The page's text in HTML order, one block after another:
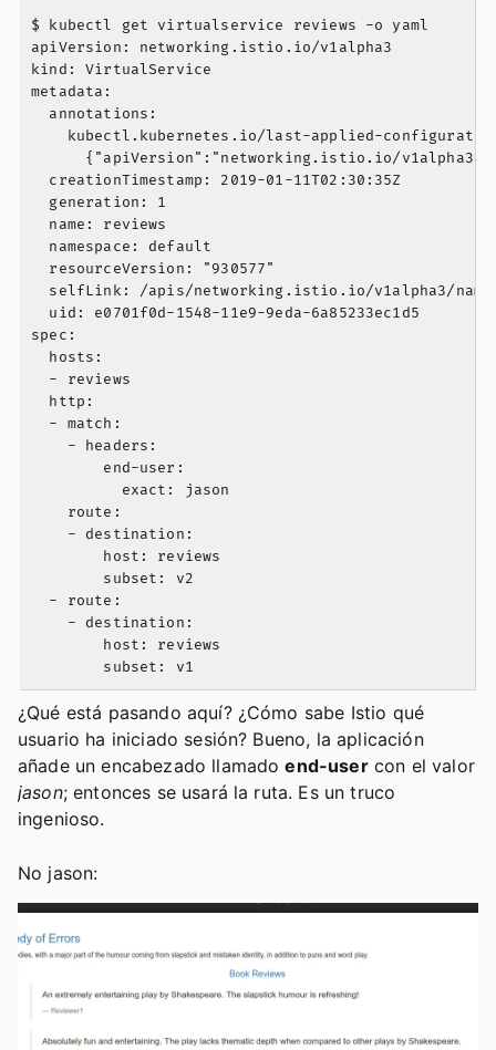
$ kubectl get virtualservice reviews -o yaml
apiVersion: networking.istio.io/v1alpha3
kind: VirtualService
metadata:
  annotations:
kubectl.kubernetes.io/last-applied-
{"apiVersion":"networking.istio.io/
  creationTimestamp: 2019-01-11T02:30:35Z
  generation: 1
  name: reviews
  namespace: default
  resourceVersion: "930577"
selfLink: /apis/networking.istio.io/v1alpha3/
  uid: e0701f0d-1548-11e9-9eda-6a85233ec1d5
spec:
  hosts:
  - reviews
  http:
  - match:
    - headers:
        end-user:
          exact: jason
    route:
    - destination:
        host: reviews
        subset: v2
  - route:
    - destination:
        host: reviews
¿Qué está pasando aquí? ¿Cómo sabe Istio qué
usuario ha iniciado sesión? Bueno, la aplicación
añade un encabezado llamadoend-usercon el valor
jason; entonces se usará la ruta. Es un truco
ingenioso.
No jason: